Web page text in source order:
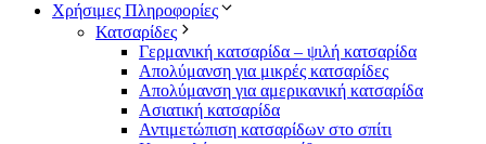
Χρήσιμες Πληροφορίες
Κατσαρίδες
Γερμανική κατσαρίδα – ψιλή κατσαρίδα
Απολύμανση για μικρές κατσαρίδες
Απολύμανση για αμερικανική κατσαρίδα
Ασιατική κατσαρίδα
Αντιμετώπιση κατσαρίδων στο σπίτι